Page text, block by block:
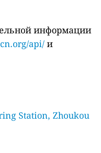
информации
api/ и
Station, Zhoukou